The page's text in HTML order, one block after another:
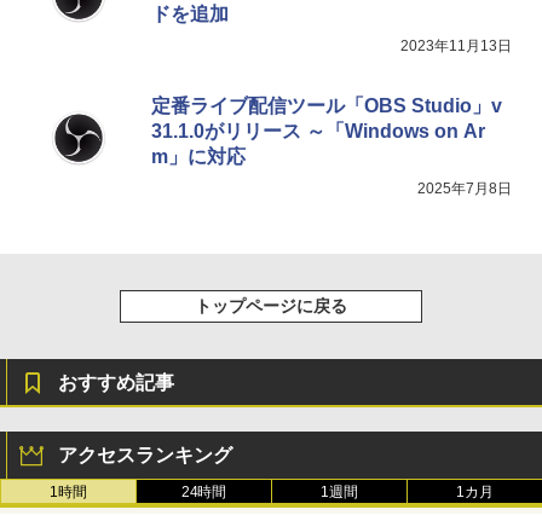
￥115,980
ドを追加
2023年11月13日
定番ライブ配信ツール「OBS Studio」v
31.1.0がリリース ～「Windows on Ar
m」に対応
2025年7月8日
トップページに戻る
おすすめ記事
アクセスランキング
1時間 24時間 1週間 1カ月